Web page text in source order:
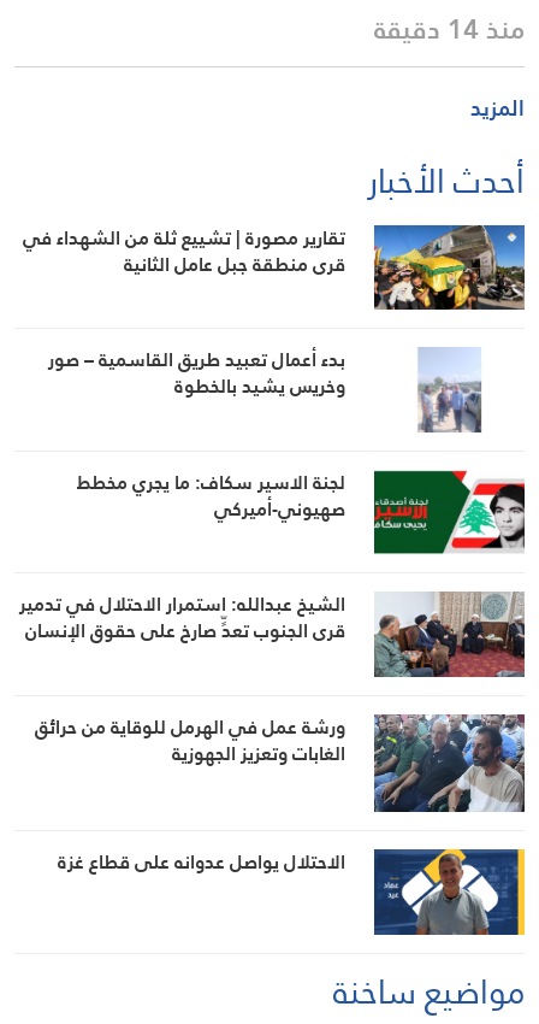
منذ 14 دقيقة
المزيد
أحدث الأخبار
تقارير مصورة | تشييع ثلة من الشهداء في
قرى منطقة جبل عامل الثانية
بدء أعمال تعبيد طريق القاسمية – صور
وخريس يشيد بالخطوة
لجنة الاسير سكاف: ما يجري مخطط
صهيوني-أميركي
الشيخ عبدالله: استمرار الاحتلال في تدمير
قرى الجنوب تعدٍّ صارخ على حقوق الإنسان
ورشة عمل في الهرمل للوقاية من حرائق
الغابات وتعزيز الجهوزية
الاحتلال يواصل عدوانه على قطاع غزة
مواضيع ساخنة